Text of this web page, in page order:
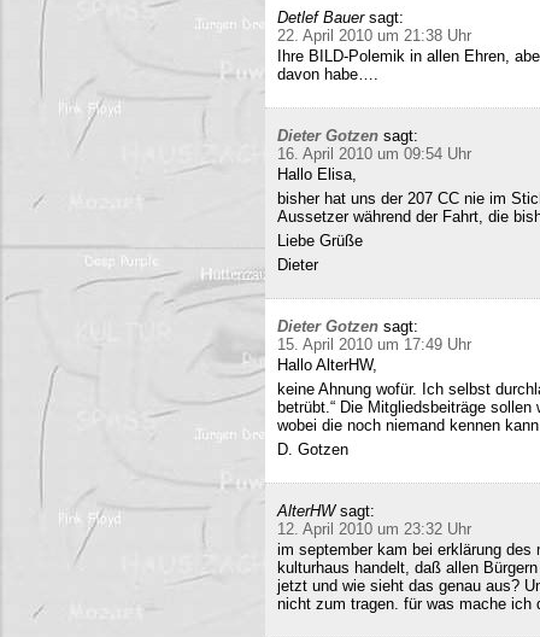
Detlef Bauer sagt:
22. April 2010 um 21:38 Uhr
Ihre BILD-Polemik in allen Ehren,
davon habe….
Dieter Gotzen sagt:
16. April 2010 um 09:54 Uhr
Hallo Elisa,
bisher hat uns der 207 CC nie im
Aussetzer während der Fahrt, die
Liebe Grüße
Dieter
Dieter Gotzen sagt:
15. April 2010 um 17:49 Uhr
Hallo AlterHW,
keine Ahnung wofür. Ich selbst
betrübt.“ Die Mitgliedsbeiträge
wobei die noch niemand kennen
D. Gotzen
AlterHW sagt:
12. April 2010 um 23:32 Uhr
im september kam bei erklärung
kulturhaus handelt, daß allen
jetzt und wie sieht das genau aus?
nicht zum tragen. für was mache ich